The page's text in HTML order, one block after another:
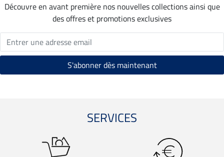
Découvre en avant première nos nouvelles collections ainsi que
des offres et promotions exclusives
SERVICES